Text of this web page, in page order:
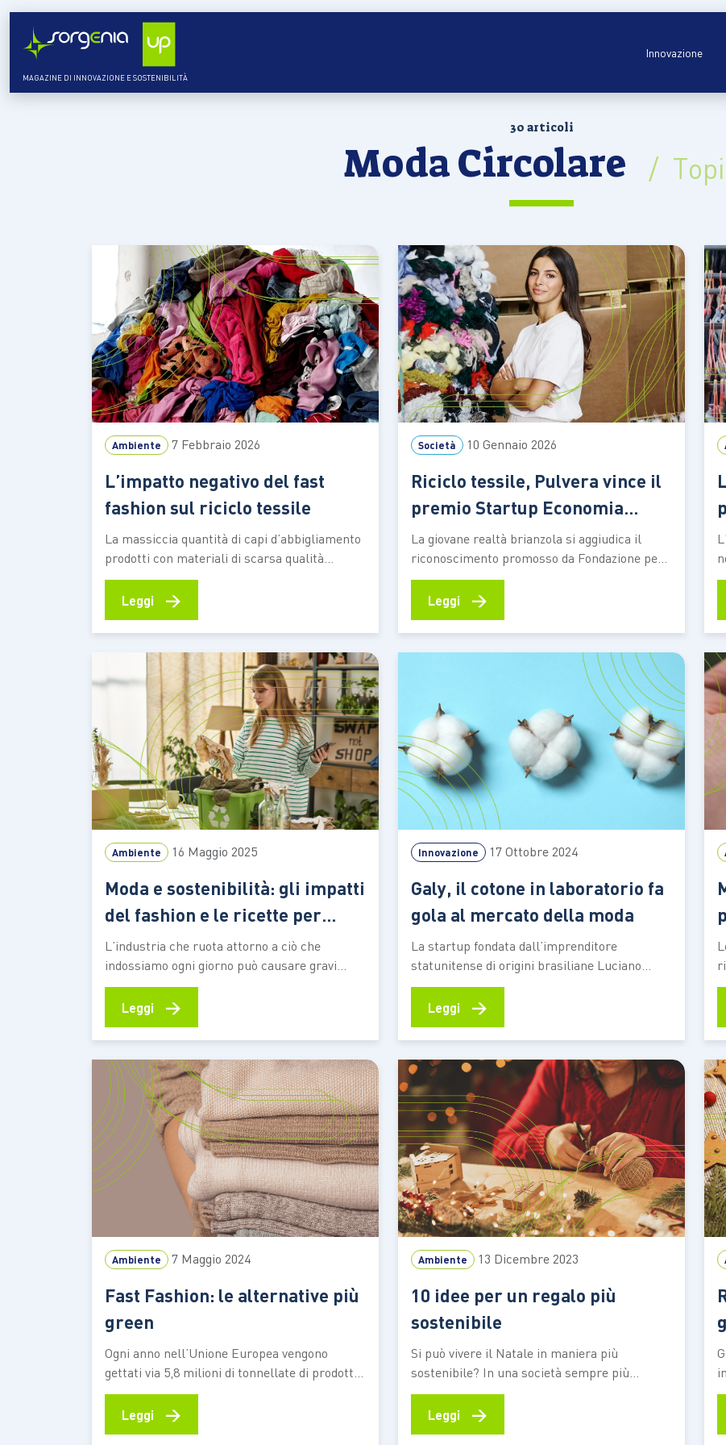
MAGAZINE DI INNOVAZIONE E SOSTENIBILITÀ
Innovazione
30 articoli
/
Moda Circolare
Ambiente 7 Febbraio 2026
L’impatto negativo del fast
fashion sul riciclo tessile
La massiccia quantità di capi d’abbigliamento
prodotti con materiali di scarsa qualità
complica il recupero e il riutilizzo delle fibre Il
fenomeno del fast fashion sta avendo un
beneficenza e del riciclo tessile in Italia. I
cassonetti della raccolta differenziata per i
tessili, i cosiddetti…
Leggi →
Società 10 Gennaio 2026
Riciclo tessile, Pulvera vince il
premio Startup Economia
Circolare 2025
La giovane realtà brianzola si aggiudica il
riconoscimento promosso da Fondazione per
lo Sviluppo Sostenibile ed Ecomondo – Italian
Exhibition Group, grazie a una tecnologia
nuova materia prima e di aprire applicazioni
concrete in filiere diverse Valorizzare le realtà
Leggi →
Ambiente 16 Maggio 2025
Moda e sostenibilità: gli impatti
del fashion e le ricette per
contenerli
L’industria che ruota attorno a ciò che
indossiamo ogni giorno può causare gravi
danni all’ambiente e alle comunità locali. E
anche scegliere l’usato o il vintage non è
della moda sta cercando di andare incontro
alle esigenze dei clienti e alle necessità del…
Leggi →
Innovazione 17 Ottobre 2024
Galy, il cotone in laboratorio fa
gola al mercato della moda
La startup fondata dall’imprenditore
statunitense di origini brasiliane Luciano
Bueno ottiene un finanziamento da 33 milioni
di dollari per sviluppare l’idea. La ricerca sarà
vegetali Nei suoi cinque anni di vita, dei quali i
primi funestati dall’emergenza pandemia, la
startup Galy,…
Leggi →
Ambiente 7 Maggio 2024
Fast Fashion: le alternative più
green
Ogni anno nell’Unione Europea vengono
gettati via 5,8 milioni di tonnellate di prodotti
tessili, circa 12 kg a persona. I principali
responsabili siamo noi e i nostri
Leggi →
Ambiente 13 Dicembre 2023
10 idee per un regalo più
sostenibile
Si può vivere il Natale in maniera più
sostenibile? In una società sempre più
consumistica il Natale sta perdendo la sua
magia. Ma ognuno di noi può cambiare e
Leggi →